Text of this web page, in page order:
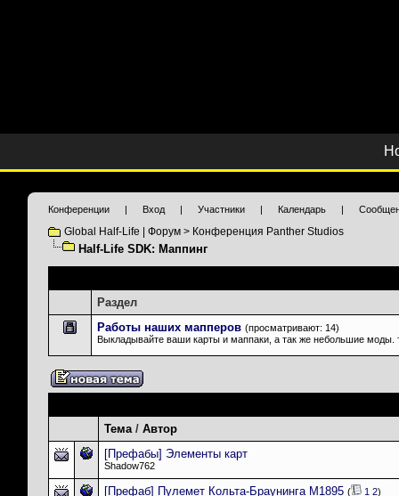
Конференции | Вход | Участники | Календарь |
Global Half-Life | Форум > Конференция Panther Studios
Half-Life SDK: Маппинг
Раздел
Работы наших мапперов (просматривают: 14)
Выкладывайте ваши карты и маппаки, а так же небольшие моды.
Тема/ Автор
[Префабы] Элементы карт
Shadow762
[Префаб] Пулемет Кольта-Браунинга М1895 ( 1 2)